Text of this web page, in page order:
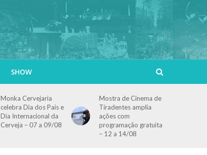
SHOW
Monka Cervejaria
celebra Dia dos Pais e
Dia Internacional da
Cerveja – 07 a 09/08
Mostra de Cinema de
Tiradentes amplia
ações com
programação gratuita
– 12 a 14/08